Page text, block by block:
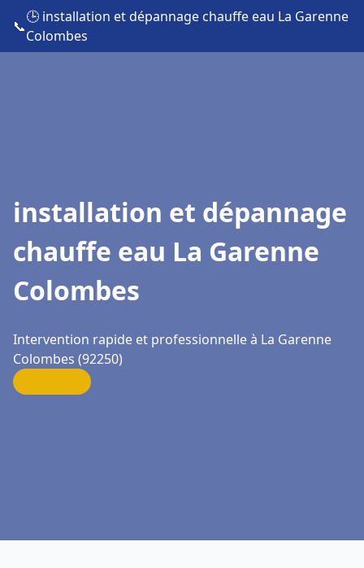
📞
🕒 installation et dépannage chauffe eau La Garenne
Colombes
installation et dépannage
chauffe eau La Garenne
Colombes
Intervention rapide et professionnelle à La Garenne
Colombes (92250)